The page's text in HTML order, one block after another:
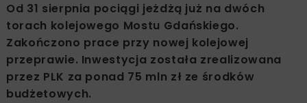
Od 31 sierpnia pociągi jeżdżą już na dwóch
torach kolejowego Mostu Gdańskiego.
Zakończono prace przy nowej kolejowej
przeprawie. Inwestycja została zrealizowana
przez PLK za ponad 75 mln zł ze środków
budżetowych.